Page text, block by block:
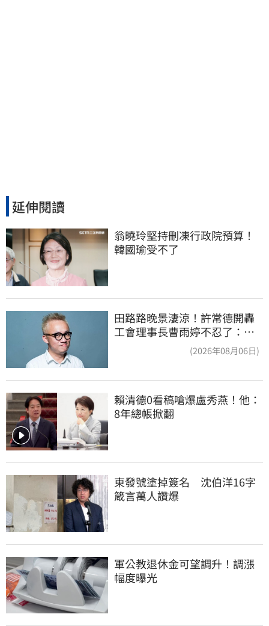
延伸閱讀
翁曉玲堅持刪凍行政院預算！
韓國瑜受不了
田路路晚景淒涼！許常德開轟
工會理事長曹雨婷不忍了：別
(2026年08月06日)
賴清德0看稿嗆爆盧秀燕！他：
8年總帳掀翻
東發號塗掉簽名　沈伯洋16字
箴言萬人讚爆
軍公教退休金可望調升！調漲
幅度曝光